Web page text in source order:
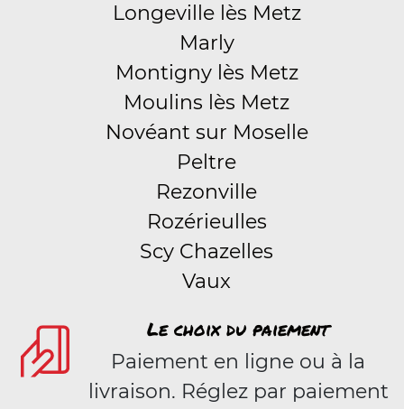
Longeville lès Metz
Marly
Montigny lès Metz
Moulins lès Metz
Novéant sur Moselle
Peltre
Rezonville
Rozérieulles
Scy Chazelles
Vaux
Le choix du paiement
Paiement en ligne ou à la
livraison. Réglez par paiement